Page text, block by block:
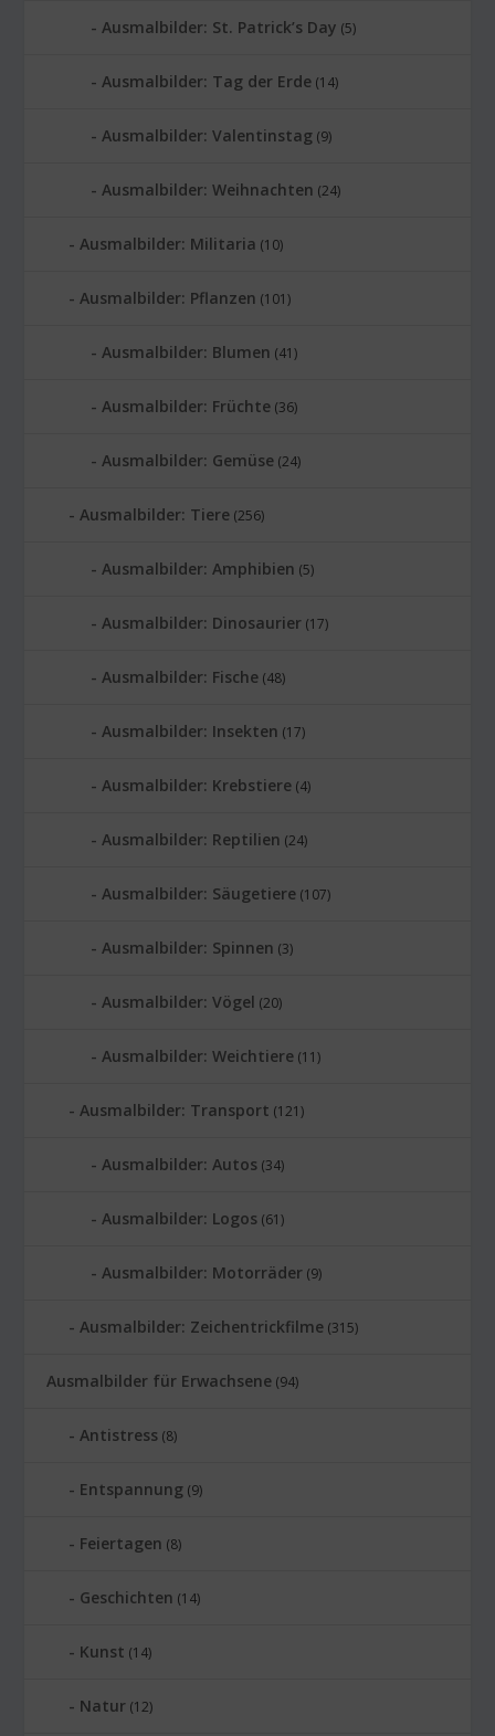
Ausmalbilder: St. Patrick’s Day (5)
Ausmalbilder: Tag der Erde (14)
Ausmalbilder: Valentinstag (9)
Ausmalbilder: Weihnachten (24)
Ausmalbilder: Militaria (10)
Ausmalbilder: Pflanzen (101)
Ausmalbilder: Blumen (41)
Ausmalbilder: Früchte (36)
Ausmalbilder: Gemüse (24)
Ausmalbilder: Tiere (256)
Ausmalbilder: Amphibien (5)
Ausmalbilder: Dinosaurier (17)
Ausmalbilder: Fische (48)
Ausmalbilder: Insekten (17)
Ausmalbilder: Krebstiere (4)
Ausmalbilder: Reptilien (24)
Ausmalbilder: Säugetiere (107)
Ausmalbilder: Spinnen (3)
Ausmalbilder: Vögel (20)
Ausmalbilder: Weichtiere (11)
Ausmalbilder: Transport (121)
Ausmalbilder: Autos (34)
Ausmalbilder: Logos (61)
Ausmalbilder: Motorräder (9)
Ausmalbilder: Zeichentrickfilme (315)
Ausmalbilder für Erwachsene (94)
Antistress (8)
Entspannung (9)
Feiertagen (8)
Geschichten (14)
Kunst (14)
Natur (12)